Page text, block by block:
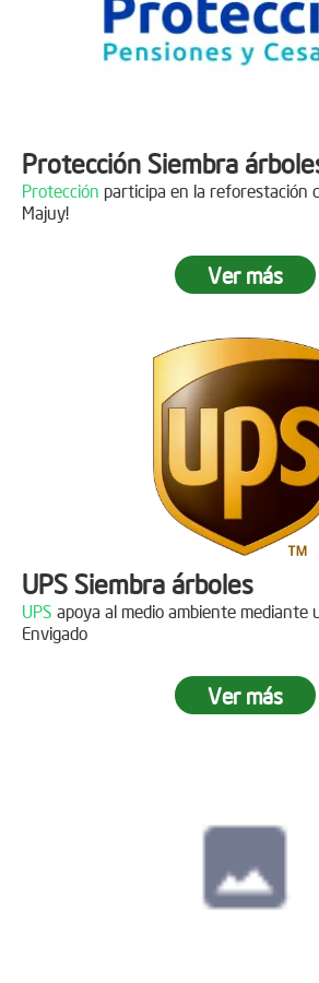
DINISSANpor plantar 400
Protección Siembra
Protección participa en la reforestación
Majuy!
Ver más
UPS Siembra árboles
UPS apoya al medio ambiente mediante
Envigado
Ver más